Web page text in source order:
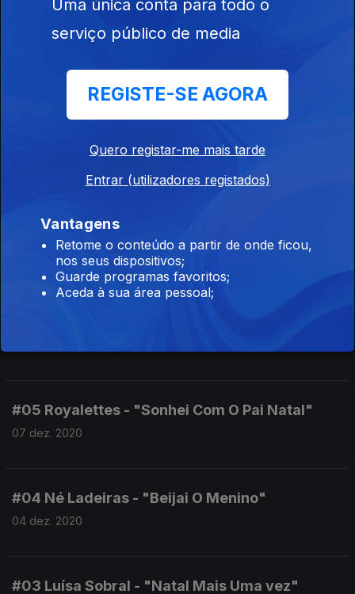
Verdadeira de Natal"
#07 Anjos & Susana - "Nesta Noite Branca"
09 dez. 2020
#06 António Calvário e o Coro Feminino da
#05 Royalettes - "Sonhei Com O Pai Natal"
07 dez. 2020
#04 Né Ladeiras - "Beijai O Menino"
04 dez. 2020
#03 Luísa Sobral - "Natal Mais Uma vez"
Uma única conta para todo o
serviço público de media
REGISTE-SE AGORA
Quero registar-me mais tarde
Entrar (utilizadores registados)
Vantagens
Retome o conteúdo a partir de onde ficou,
nos seus dispositivos;
Guarde programas favoritos;
Aceda à sua área pessoal;